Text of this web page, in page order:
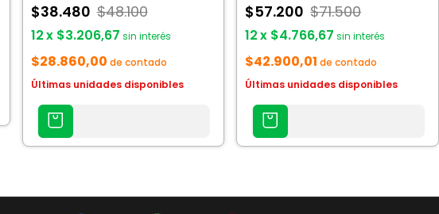
$38.480 $48.100
12x $3.206,67 sin interés
$28.860,00 de contado
Últimas unidades disponibles
AGREGAR
AL
CARRITO
$57.200 $71.500
12x $4.766,67 sin interés
$42.900,01de contado
Últimas unidades disponibles
AGREGAR
AL
CARRITO